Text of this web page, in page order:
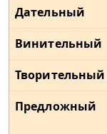
Дательный
Винительный
Творительный
Предложный